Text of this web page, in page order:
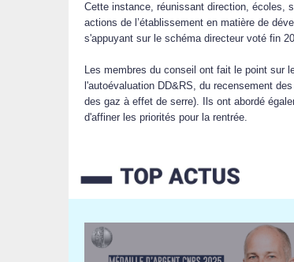
Cette instance, réunissant direction, écoles,
actions de l’établissement en matière de
s'appuyant sur le schéma directeur voté fin
Les membres du conseil ont fait le point sur
l'autoévaluation DD&RS, du recensement
des gaz à effet de serre). Ils ont abordé
d'affiner les priorités pour la rentrée.